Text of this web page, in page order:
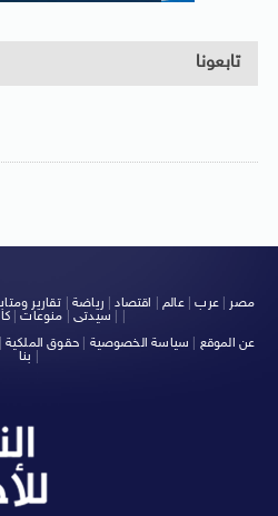
تابعونا
مصر |عرب|عالم| اقتصاد| رياضة تقارير
سيدتى| منوعات|
عن الموقع
سياسة الخصوصية حقوق الملكية
بنا